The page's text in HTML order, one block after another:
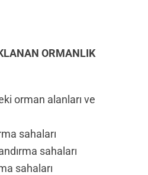
ORMANLIK
orman alanları ve
sahaları
sahaları
sahaları